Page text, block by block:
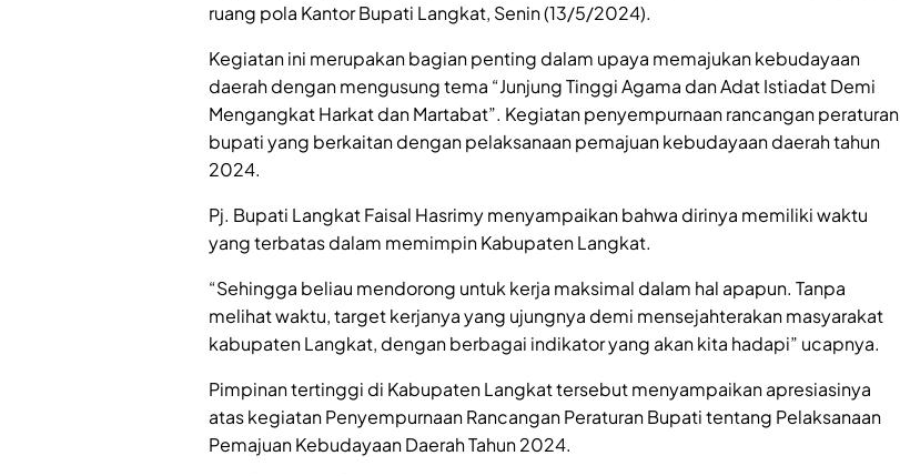
ruang pola Kantor Bupati Langkat, Senin (13/5/2024).
Kegiatan ini merupakan bagian penting dalam upaya memajukan kebudayaan
daerah dengan mengusung tema “Junjung Tinggi Agama dan Adat Istiadat Demi
Mengangkat Harkat dan Martabat”. Kegiatan penyempurnaan rancangan peraturan
bupati yang berkaitan dengan pelaksanaan pemajuan kebudayaan daerah tahun
2024.
Pj. Bupati Langkat Faisal Hasrimy menyampaikan bahwa dirinya memiliki waktu
yang terbatas dalam memimpin Kabupaten Langkat.
“Sehingga beliau mendorong untuk kerja maksimal dalam hal apapun. Tanpa
melihat waktu, target kerjanya yang ujungnya demi mensejahterakan masyarakat
kabupaten Langkat, dengan berbagai indikator yang akan kita hadapi” ucapnya.
Pimpinan tertinggi di Kabupaten Langkat tersebut menyampaikan apresiasinya
atas kegiatan Penyempurnaan Rancangan Peraturan Bupati tentang Pelaksanaan
Pemajuan Kebudayaan Daerah Tahun 2024.